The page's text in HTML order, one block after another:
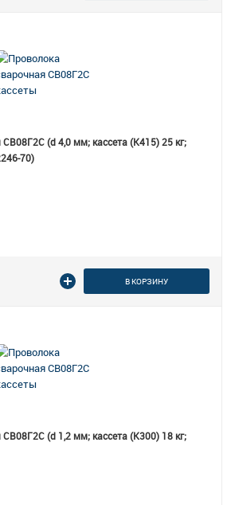
(d 4,0 мм; кассета (К415) 25 кг;
70)
В КОРЗИНУ
(d 1,2 мм; кассета (K300) 18 кг;